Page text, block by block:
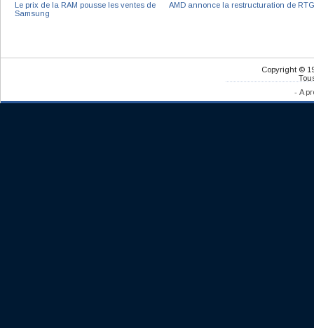
Le prix de la RAM pousse les ventes de
Samsung
AMD annonce la restructuration de RTG
Copyright ©
- A